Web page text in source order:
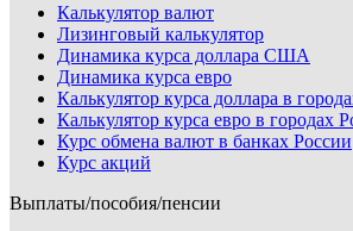
Калькулятор валют
Лизинговый калькулятор
Динамика курса доллара США
Динамика курса евро
Калькулятор курса доллара в
Калькулятор курса евро в городах
Курс обмена валют в банках России
Курс акций
Выплаты/пособия/пенсии